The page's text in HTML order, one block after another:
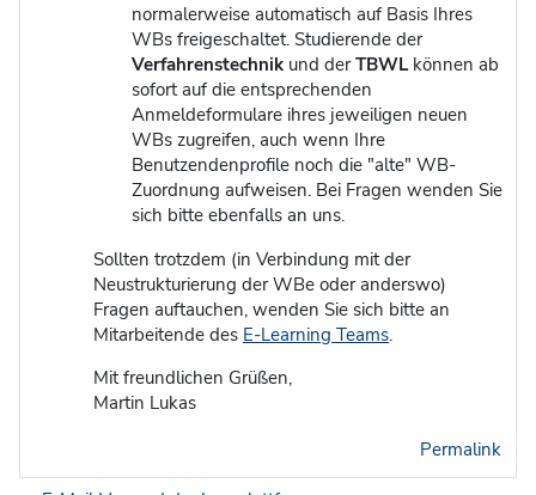
normalerweise automatisch auf Basis Ihres
WBs freigeschaltet. Studierende der
Verfahrenstechnik und derTBWLkönnen ab
sofort auf die entsprechenden
Anmeldeformulare ihres jeweiligen neuen
WBs zugreifen, auch wenn Ihre
Benutzendenprofile noch die "alte" WB-
Zuordnung aufweisen. Bei Fragen wenden Sie
sich bitte ebenfalls an uns.
Sollten trotzdem (in Verbindung mit der
Neustrukturierung der WBe oder anderswo)
Fragen auftauchen, wenden Sie sich bitte an
Mitarbeitende des E-Learning Teams.
Mit freundlichen Grüßen,
Martin Lukas
Permalink